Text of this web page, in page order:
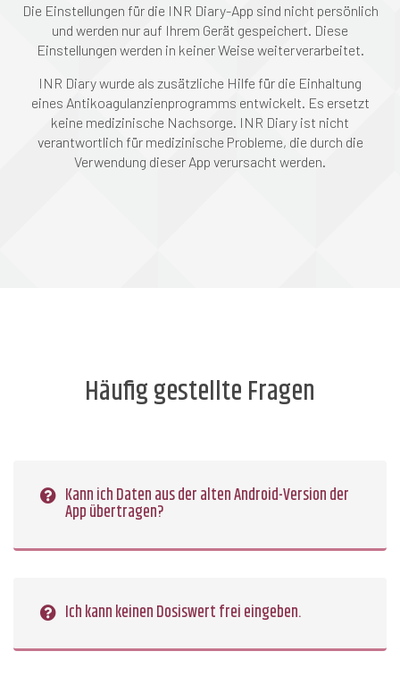
Die Einstellungen für die INR Diary-App sind nicht persönlich
und werden nur auf Ihrem Gerät gespeichert. Diese
Einstellungen werden in keiner Weise weiterverarbeitet.
INR Diary wurde als zusätzliche Hilfe für die Einhaltung
eines Antikoagulanzienprogramms entwickelt. Es ersetzt
keine medizinische Nachsorge. INR Diary ist nicht
verantwortlich für medizinische Probleme, die durch die
Verwendung dieser App verursacht werden.
Häufig gestellte Fragen
Kann ich Daten aus der alten Android-Version der
App übertragen?
Ich kann keinen Dosiswert frei eingeben.